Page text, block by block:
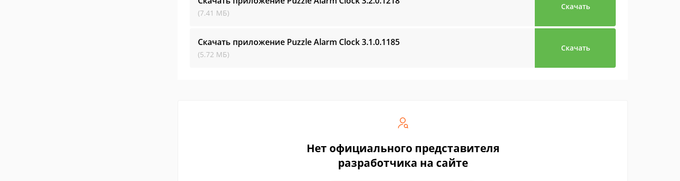
(7.41 МБ)
Скачать
Скачать приложение Puzzle Alarm Clock3.1.0.1185
(5.72 МБ)
Скачать
Нет официального представителя
разработчика на сайте